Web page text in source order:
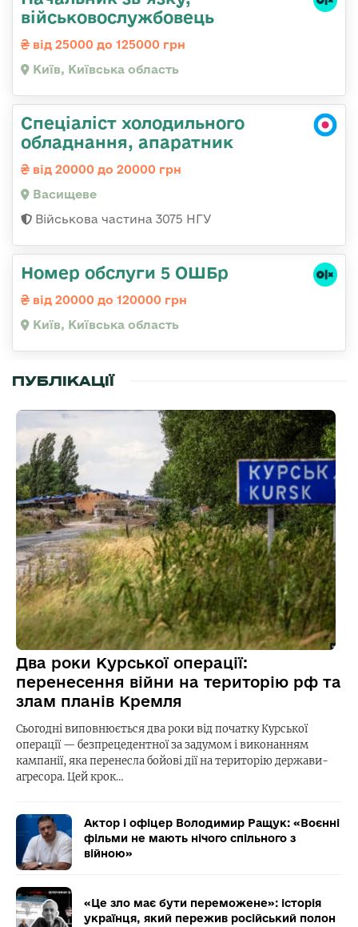
військовослужбовець
від 25000 до 125000 грн
Київ, Київська область
Спеціаліст холодильного
обладнання, апаратник
від 20000 до 20000 грн
Васищеве
Військова частина 3075 НГУ
Номер обслуги 5 ОШБр
від 20000 до 120000 грн
Київ, Київська область
ПУБЛІКАЦІЇ
Два роки Курської операції:
перенесення війни на територію рф та
злам планів Кремля
Сьогодні виповнюється два роки від початку Курської
операції — безпрецедентної за задумом і виконанням
кампанії, яка перенесла бойові дії на територію держави-
агресора. Цей крок…
Актор і офіцер Володимир Ращук: «Воєнні
фільми не мають нічого спільного з
війною»
«Це зло має бути переможене»: історія
українця, який пережив російський полон